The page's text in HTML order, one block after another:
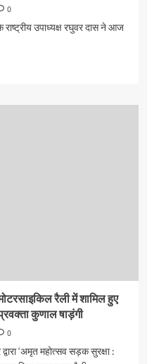
0
उपाध्यक्ष रघुवर दास ने आज
रैली में शामिल हुए
कुणाल षाड़ंगी
0
‘अमृत महोत्सव सड़क सुरक्षा :